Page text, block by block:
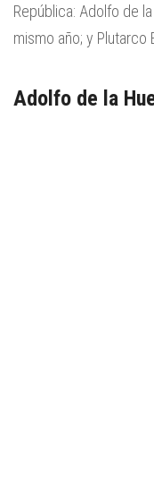
República: Adolfo de
mismo año; y Plutarco
Adolfo de la